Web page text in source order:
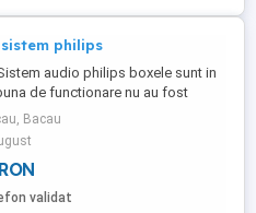
philips
audio philips boxele sunt in
de functionare nu au fost
mult,defect doar sistemul posibil
sau siguranta,trimit si in tara.
Bacau
validat